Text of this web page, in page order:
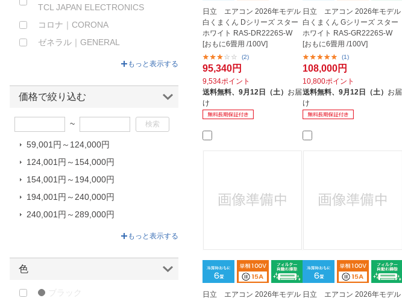
日立 エアコン 2026年モデル
白くまくん Dシリーズ スター
ホワイト RAS-DR2226S-W
[おもに6畳用 /100V]
(2)
95,340円
9,534ポイント
送料無料、 9月12日（土） お届
け
日立 エアコン 2026年モデル
白くまくん Gシリーズ スター
ホワイト RAS-GR2226S-W
[おもに6畳用 /100V]
(1)
108,000円
10,800ポイント
送料無料、9月12日（土） お届
け
日立 エアコン 2026年モデル 日立 エアコン 2026年モデル
TCL JAPAN ELECTRONICS
コロナ｜CORONA
ゼネラル｜GENERAL
ビックカメラ限定セット
INDUSTRIES
三菱電機｜Mitsubishi Electric
富士通ゼネラル｜FUJITSU
もっと表示する
価格で絞り込む
~
59,001円～124,000円
124,001円～154,000円
154,001円～194,000円
194,001円～240,000円
240,001円～289,000円
もっと表示する
色
ブラック